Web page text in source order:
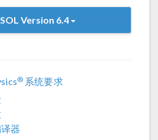
Version 6.4
® 系统要求
器